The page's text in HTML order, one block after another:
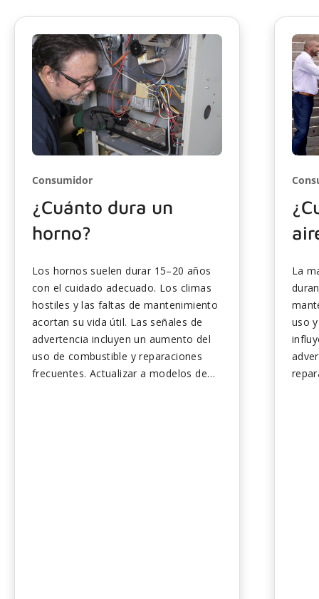
Consumidor
¿Cuánto dura un
horno?
Los hornos suelen durar 15–20 años
con el cuidado adecuado. Los climas
hostiles y las faltas de mantenimiento
acortan su vida útil. Las señales de
advertencia incluyen un aumento del
uso de combustible y reparaciones
frecuentes. Actualizar a modelos de
La
uso